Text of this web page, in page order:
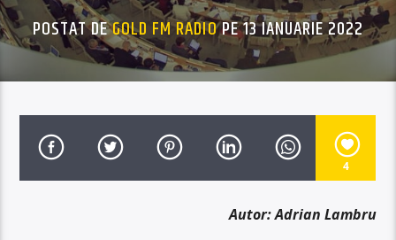
POSTAT DEGOLD FM RADIOPE 13 IANUARIE 2022
4
Autor: Adrian Lambru